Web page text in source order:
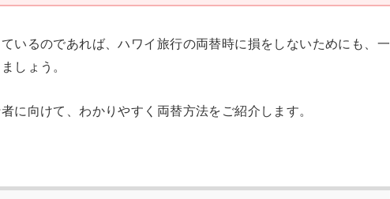
いるのであれば、ハワイ旅行の両替時に損をしないためにも、一
しょう。
に向けて、わかりやすく両替方法をご紹介します。